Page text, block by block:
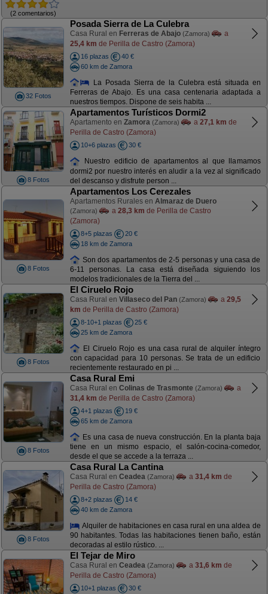
(2 comentarios)
32 Fotos
Posada Sierra de La Culebra
Casa Rural en Ferreras de Abajo (Zamora)
a
25,4 km de Perilla de Castro (Zamora)
16 plazas
40 €
60 km de Zamora
La Posada Sierra de la Culebra está situada en
Ferreras de Abajo. Es una casa centenaria adaptada a
nuestros tiempos. Dispone de seis habita ...
8 Fotos
Apartamentos Turísticos Dormi2
Apartamento en Zamora (Zamora) a 27,1 km de
Perilla de Castro (Zamora)
10+6 plazas 30 €
Nuestro edificio de apartamentos al que llamamos
dormi2 por nuestro interés en aludir a la vez al significado
del descanso y disfrute person ...
8 Fotos
Apartamentos Los Cerezales
Apartamentos Rurales en Almaraz de Duero
(Zamora) a 28,3 km de Perilla de Castro
(Zamora)
8+5 plazas
20 €
18 km de Zamora
Son dos apartamentos de 2-5 personas y una casa de
6-11 personas. La casa está diseñada siguiendo los
modelos tradicionales de la Tierra del ...
8 Fotos
El Ciruelo Rojo
Casa Rural en Villaseco del Pan (Zamora) a 29,5
km de Perilla de Castro (Zamora)
8-10+1 plazas
25 €
25 km de Zamora
El Ciruelo Rojo es una casa rural de alquiler íntegro
con capacidad para 10 personas. Se trata de un edificio
recientemente restaurado en pi ...
8 Fotos
Casa Rural Emi
Casa Rural en Colinas de Trasmonte (Zamora)
a
31,4 km de Perilla de Castro (Zamora)
4+1 plazas
19 €
65 km de Zamora
Es una casa de nueva construcción. En la planta baja
tiene en un mismo espacio, el salón-cocina-comedor,
desde el que se accede a la terraza ...
8 Fotos
Casa Rural La Cantina
Casa Rural en Ceadea (Zamora) a 31,4 km de
Perilla de Castro (Zamora)
8+2 plazas
14 €
40 km de Zamora
Alquiler de habitaciones en casa rural en una aldea de
90 habitantes. Todas las habitaciones tienen baño, están
decoradas al estilo rústico. ...
El Tejar de Miro
Casa Rural en Ceadea (Zamora) a 31,6 km de
Perilla de Castro (Zamora)
10+1 plazas 30 €